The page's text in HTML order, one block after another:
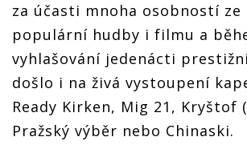
za účasti mnoha osobností ze
populární hudby i filmu a
vyhlašování jedenácti
došlo i na živá vystoupení
Ready Kirken, Mig 21, Kryštof
Pražský výběr nebo Chinaski.